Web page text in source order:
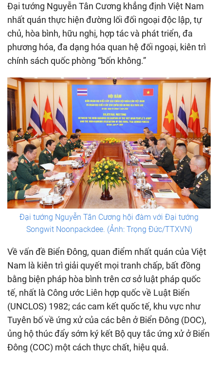
Đại tướng Nguyễn Tân Cương khẳng định Việt Nam
nhất quán thực hiện đường lối đối ngoại độc lập, tự
chủ, hòa bình, hữu nghị, hợp tác và phát triển, đa
phương hóa, đa dạng hóa quan hệ đối ngoại, kiên trì
chính sách quốc phòng “bốn không.”
Đại tướng Nguyễn Tân Cương hội đàm với Đại tướng
Songwit Noonpackdee. (Ảnh: Trọng Đức/TTXVN)
Về vấn đề Biển Đông, quan điểm nhất quán của Việt
Nam là kiên trì giải quyết mọi tranh chấp, bất đồng
bằng biện pháp hòa bình trên cơ sở luật pháp quốc
tế, nhất là Công ước Liên hợp quốc về Luật Biển
(UNCLOS) 1982; các cam kết quốc tế, khu vực như
Tuyên bố về ứng xử của các bên ở Biển Đông (DOC),
ủng hộ thúc đẩy sớm ký kết Bộ quy tắc ứng xử ở Biển
Đông (COC) một cách thực chất, hiệu quả.